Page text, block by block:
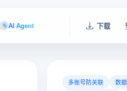
AI Agent 下载
多账号防关联
数